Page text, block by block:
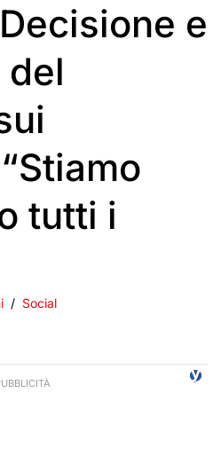
e
tutti i
Social